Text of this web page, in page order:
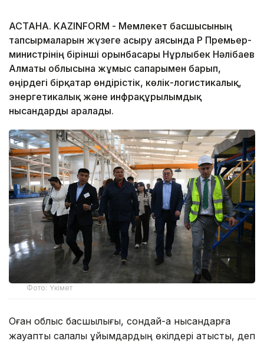
АСТАНА. KAZINFORM - Мемлекет басшысының
тапсырмаларын жүзеге асыру аясында ҚР Премьер-
министрінің бірінші орынбасары Нұрлыбек Нәлібаев
Алматы облысына жұмыс сапарымен барып,
өңірдегі бірқатар өндірістік, көлік-логистикалық,
энергетикалық және инфрақұрылымдық
нысандарды аралады.
Фото: Үкімет
Оған облыс басшылығы, сондай-ақ нысандарға
жауапты салалық ұйымдардың өкілдері қатысты, деп